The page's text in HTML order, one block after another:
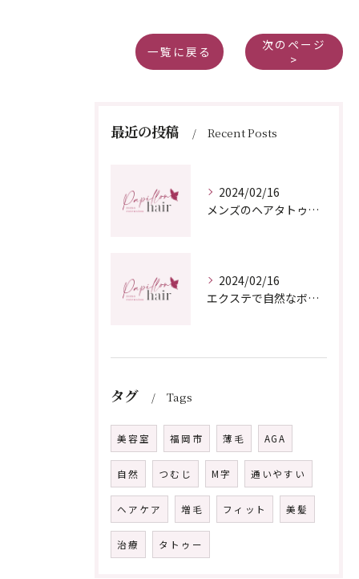
一覧に戻る
次のページ
>
最近の投稿 Recent Posts
2024/02/16
メンズのヘアタトゥーで薄毛をカバー！増毛エクステ専門店で解決しよう！
2024/02/16
エクステで自然なボリュームアップ
タグ Tags
美容室 福岡市 薄毛 AGA
自然 つむじ M字 通いやすい
ヘアケア 増毛 フィット 美髪
治療 タトゥー